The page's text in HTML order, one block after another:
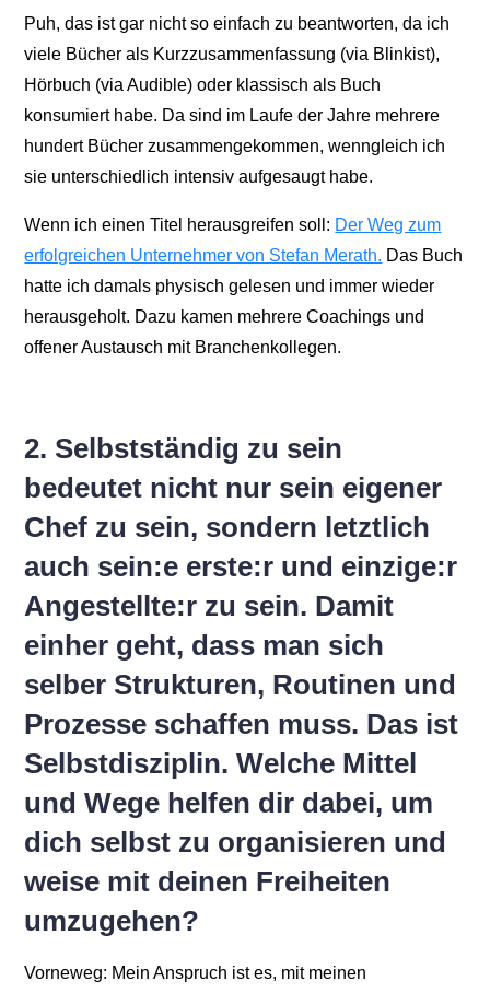
Puh, das ist gar nicht so einfach zu beantworten, da ich
viele Bücher als Kurzzusammenfassung (via Blinkist),
Hörbuch (via Audible) oder klassisch als Buch
konsumiert habe. Da sind im Laufe der Jahre mehrere
hundert Bücher zusammengekommen, wenngleich ich
sie unterschiedlich intensiv aufgesaugt habe.
Wenn ich einen Titel herausgreifen soll: Der Weg zum
erfolgreichen Unternehmer von Stefan Merath. Das Buch
hatte ich damals physisch gelesen und immer wieder
herausgeholt. Dazu kamen mehrere Coachings und
offener Austausch mit Branchenkollegen.
2. Selbstständig zu sein
bedeutet nicht nur sein eigener
Chef zu sein, sondern letztlich
auch sein:e erste:r und einzige:r
Angestellte:r zu sein. Damit
einher geht, dass man sich
selber Strukturen, Routinen und
Prozesse schaffen muss. Das ist
Selbstdisziplin. Welche Mittel
und Wege helfen dir dabei, um
dich selbst zu organisieren und
weise mit deinen Freiheiten
umzugehen?
Vorneweg: Mein Anspruch ist es, mit meinen